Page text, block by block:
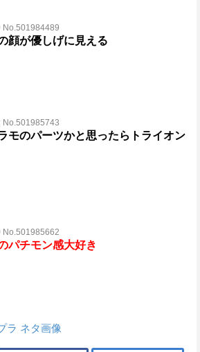
No.501984489
顔が優しげに見える
No.501985743
モのパーツかと思ったらトライオン
No.501985662
パチモン感大好き
ラ ネタ画像